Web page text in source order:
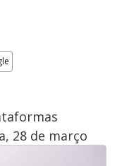
28 de março